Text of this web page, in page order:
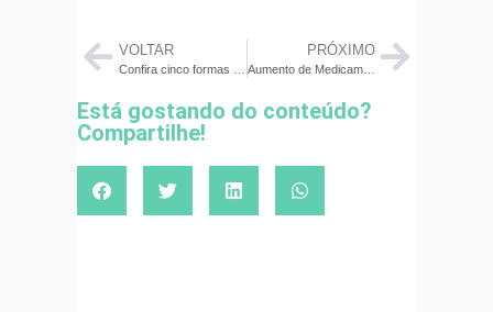
VOLTAR PRÓXIMO
Aumento de Medicamentos acima de 10% – veja como lidar com o impacto
Está gostando do conteúdo?
Compartilhe!